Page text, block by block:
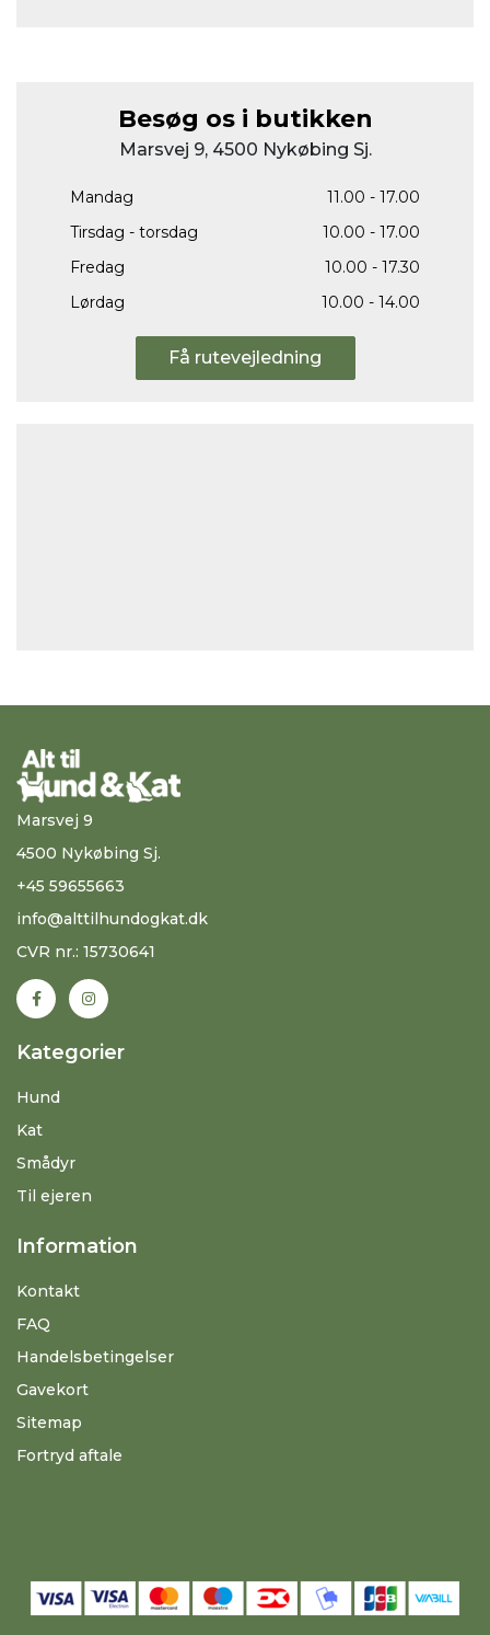
Besøg os i butikken
Marsvej 9, 4500 Nykøbing Sj.
Mandag
11.00 - 17.00
Tirsdag - torsdag
10.00 - 17.00
Fredag
10.00 - 17.30
Lørdag
10.00 - 14.00
Få rutevejledning
Marsvej 9
4500 Nykøbing Sj.
+45 59655663
info@alttilhundogkat.dk
CVR nr.: 15730641
Kategorier
Hund
Kat
Smådyr
Til ejeren
Information
Kontakt
FAQ
Handelsbetingelser
Gavekort
Sitemap
Fortryd aftale